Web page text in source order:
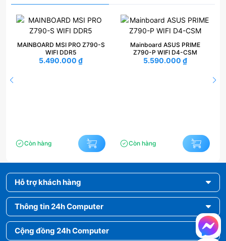
MAINBOARD MSI PRO Z790-S
WIFI DDR5
5.490.000 ₫
Còn hàng
Mainboard ASUS PRIME
Z790-P WIFI D4-CSM
5.590.000 ₫
Còn hàng
Hỗ trợ khách hàng
Thông tin 24h Computer
Cộng đồng 24h Computer